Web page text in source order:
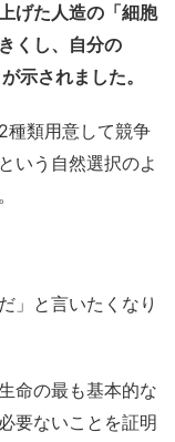
げた人造の「細胞
くし、自分の
示されました。
種類用意して競争
いう自然選択のよ
」と言いたくなり
命の最も基本的な
要ないことを証明